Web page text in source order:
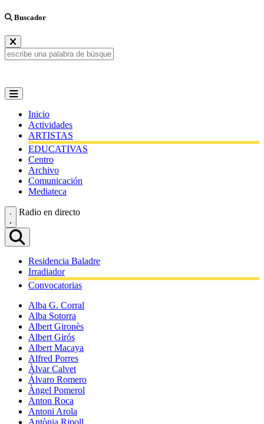
Buscador
Inicio
Actividades
ARTISTAS
EDUCATIVAS
Centro
Archivo
Comunicación
Mediateca
Radio en directo
Residencia Baladre
Irradiador
Convocatorias
Alba G. Corral
Alba Sotorra
Albert Gironès
Albert Girós
Albert Macaya
Alfred Porres
Àlvar Calvet
Álvaro Romero
Àngel Pomerol
Anton Roca
Antoni Arola